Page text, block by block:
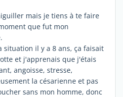
mais je tiens à te faire
que fut mon
situation il y a 8 ans, ça faisait
et j'apprenais que j'étais
angoisse, stresse,
la césarienne et pas
sans mon homme, donc